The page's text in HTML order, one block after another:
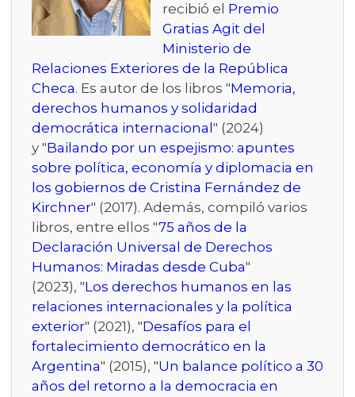
recibió el Premio
Gratias Agit del
Ministerio de
Relaciones Exteriores de la República
Checa. Es autor de los libros "Memoria,
derechos humanos y solidaridad
democrática internacional " (2024)
y "Bailando por un espejismo: apuntes
sobre política, economía y diplomacia en
los gobiernos de Cristina Fernández de
Kirchner" (2017). Además, compiló varios
libros, entre ellos "75 años de la
Declaración Universal de Derechos
Humanos: Miradas desde Cuba"
(2023), "Los derechos humanos en las
relaciones internacionales y la política
exterior" (2021), "Desafíos para el
fortalecimiento democrático en la
Argentina" (2015), "Un balance político a 30
años del retorno a la democracia en